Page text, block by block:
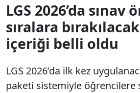
LGS 2026’da sınav
sıralara
içeriği belli oldu
LGS 2026’da ilk kez
paketi sistemiyle öğrencilere